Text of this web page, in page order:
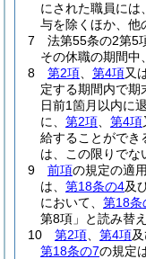
にされた職員には
与を除くほか、他
7
法第55条の2第5
その休職の期間中
8
第2項 第4項又
定する期間内で期
日前1箇月以内に
に、 第2項 第4項
給することができ
は、この限りでな
9
前項の規定の適
は、 第18条の4及
において、 第18条
第8項」と読み替
10
第2項 第4項
第18条の7の規定